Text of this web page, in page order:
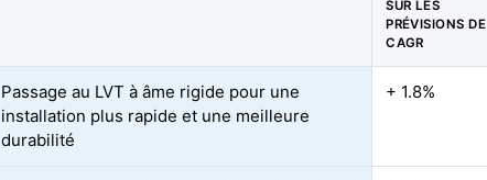
SUR LES
PRÉVISIONS DE
CAGR
Passage au LVT à âme rigide pour une
installation plus rapide et une meilleure
durabilité
+ 1.8%